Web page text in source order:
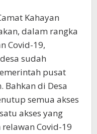
Kahayan
dalam rangka
Covid-19,
sudah
pusat
di Desa
semua akses
akses yang
Covid-19